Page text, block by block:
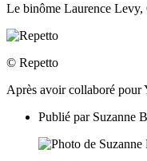
Le binôme Laurence Levy,
© Repetto
Après avoir collaboré pour
Publié par Suzanne